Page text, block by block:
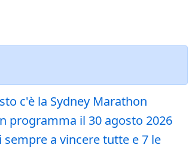
c'è la Sydney Marathon
programma il 30 agosto 2026
a vincere tutte e 7 le